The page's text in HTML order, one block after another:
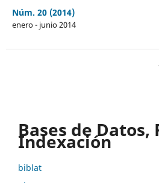
Núm. 20 (2014)
enero - junio 2014
Bases de Datos,
Indexación
biblat